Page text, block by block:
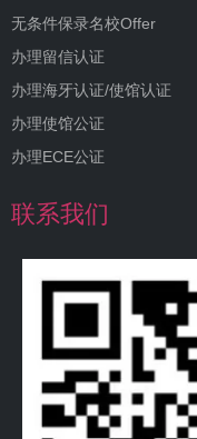
无条件保录名校Offer
办理留信认证
办理海牙认证/使馆认证
办理使馆公证
办理ECE公证
联系我们